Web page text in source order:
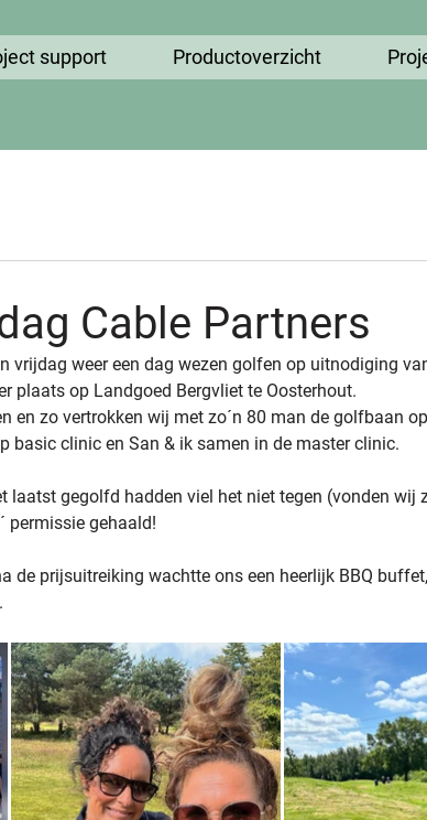
support Productoverzicht
Cable Partners
vrijdag weer een dag wezen golfen op uitnodiging
plaats op Landgoed Bergvliet te Oosterhout.
en zo vertrokken wij met zo´n 80 man de golfbaan
basic clinic en San & ik samen in de master clinic.
laatst gegolfd hadden viel het niet tegen (vonden wij
permissie gehaald!
de prijsuitreiking wachtte ons een heerlijk BBQ